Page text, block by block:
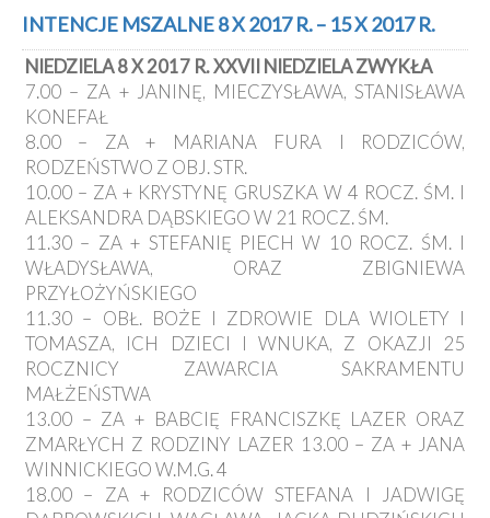
INTENCJE MSZALNE 8 X 2017 R. – 15 X 2017 R.
NIEDZIELA 8 X 2017 R. XXVII NIEDZIELA ZWYKŁA
7.00 – ZA + JANINĘ, MIECZYSŁAWA, STANISŁAWA
KONEFAŁ
8.00 – ZA + MARIANA FURA I RODZICÓW,
RODZEŃSTWO Z OBJ. STR.
10.00 – ZA + KRYSTYNĘ GRUSZKA W 4 ROCZ. ŚM. I
ALEKSANDRA DĄBSKIEGO W 21 ROCZ. ŚM.
11.30 – ZA + STEFANIĘ PIECH W 10 ROCZ. ŚM. I
WŁADYSŁAWA, ORAZ ZBIGNIEWA
PRZYŁOŻYŃSKIEGO
11.30 – OBŁ. BOŻE I ZDROWIE DLA WIOLETY I
TOMASZA, ICH DZIECI I WNUKA, Z OKAZJI 25
ROCZNICY ZAWARCIA SAKRAMENTU
MAŁŻEŃSTWA
13.00 – ZA + BABCIĘ FRANCISZKĘ LAZER ORAZ
ZMARŁYCH Z RODZINY LAZER 13.00 – ZA + JANA
WINNICKIEGO W.M.G. 4
18.00 – ZA + RODZICÓW STEFANA I JADWIGĘ